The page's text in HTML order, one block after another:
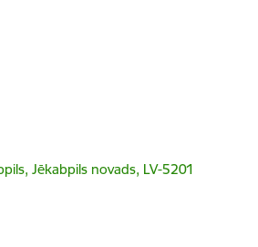
Jēkabpils novads, LV-5201